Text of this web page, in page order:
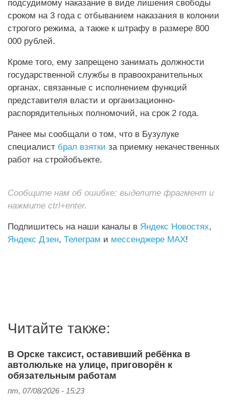
подсудимому наказание в виде лишения свободы
сроком на 3 года с отбыванием наказания в колонии
строгого режима, а также к штрафу в размере 800
000 рублей.
Кроме того, ему запрещено занимать должности
государственной службы в правоохранительных
органах, связанные с исполнением функций
представителя власти и организационно-
распорядительных полномочий, на срок 2 года.
Ранее мы сообщали о том, что в Бузулуке
специалист брал взятки за приемку некачественных
работ на стройобъекте.
Сообщите нам об ошибке: выделите фрагмент и
нажмите ctrl+enter.
Подпишитесь на наши каналы в Яндекс Новостях,
Яндекс Дзен, Телеграм и мессенджере MAX!
Читайте также:
В Орске таксист, оставивший ребёнка в
автолюльке на улице, приговорён к
обязательным работам
пт, 07/08/2026 - 15:23